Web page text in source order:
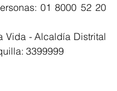
01 8000 52 20
Vida - Alcaldía Distrital
3399999